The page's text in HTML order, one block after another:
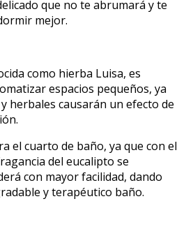
que no te abrumará y te
mejor.
como hierba Luisa, es
espacios pequeños, ya
herbales causarán un efecto de
el cuarto de baño, ya que con el
del eucalipto se
con mayor facilidad, dando
y terapéutico baño.